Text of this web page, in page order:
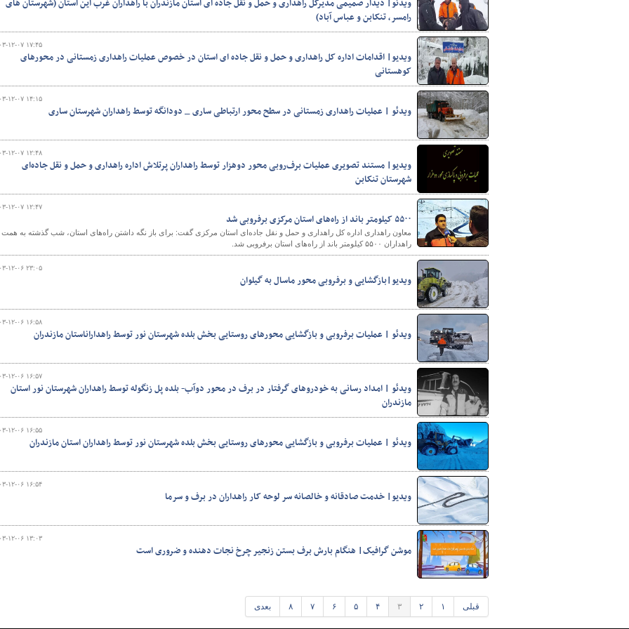
ویدئو| دیدار صمیمی مدیرکل راهداری و حمل و نقل جاده ای استان مازندران با راهداران غرب این استان (شهرستان های
رامسر، تنکابن و عباس آباد)
۱۴۰۳-۱۲-۰۷
ویدیو| اقدامات اداره کل راهداری و حمل و نقل جاده ای استان در خصوص عملیات راهداری زمستانی در محورهای
کوهستانی
۱۴۰۳-۱۲-۰۷
ویدئو | عملیات راهداری زمستانی در سطح محور ارتباطی ساری _ دودانگه توسط راهداران شهرستان ساری
۱۴۰۳-۱۲-۰۷
ویدیو| مستند تصویری عملیات برف‌روبی محور دوهزار توسط راهداران پرتلاش اداره راهداری و حمل و نقل جاده‌ای
شهرستان تنکابن
۱۴۰۳-۱۲-۰۷
۵۵۰۰ کیلومتر باند از راه‌های استان مرکزی برفروبی شد
معاون راهداری اداره کل راهداری و حمل و نقل جاده‌ای استان مرکزی گفت: برای باز نگه داشتن راه‌های استان، شب گذشته به همت
راهداران ۵۵۰۰ کیلومتر باند از راه‌های استان برفروبی شد.
۱۴۰۳-۱۲-۰۶
ویدیو|بازگشایی و برفروبی محور ماسال به گیلوان
۱۴۰۳-۱۲-۰۶
ویدئو | عملیات برفروبی و بازگشایی محورهای روستایی بخش بلده شهرستان نور توسط راهداراناستان مازندران
۱۴۰۳-۱۲-۰۶
ویدئو | امداد رسانی به خودروهای گرفتار در برف در محور دوآب- بلده پل زنگوله توسط راهداران شهرستان نور استان
مازندران
۱۴۰۳-۱۲-۰۶
ویدئو | عملیات برفروبی و بازگشایی محورهای روستایی بخش بلده شهرستان نور توسط راهداران استان مازندران
۱۴۰۳-۱۲-۰۶
ویدیو| خدمت صادقانه و خالصانه سر لوحه کار راهداران در برف و سرما
۱۴۰۳-۱۲-۰۶
موشن گرافیک| هنگام بارش برف بستن زنجیر چرخ نجات دهنده و ضروری است
قبلی ۱ ۲ ۳ ۴ ۵ ۶ ۷ ۸ بعدی